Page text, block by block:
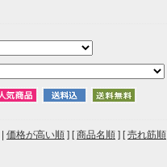
価格が高い順 ] [商品名順 ] [売れ筋順